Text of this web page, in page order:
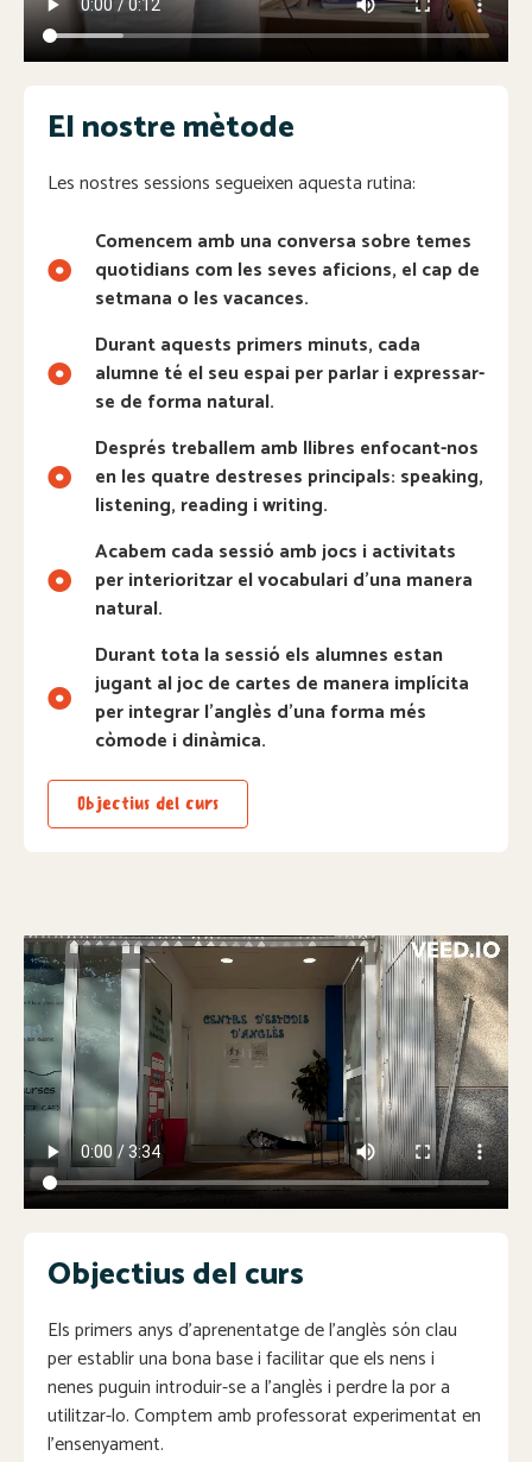
El nostre mètode
Les nostres sessions segueixen aquesta rutina:
Comencem amb una conversa sobre temes
quotidians com les seves aficions, el cap de
setmana o les vacances.
Durant aquests primers minuts, cada
alumne té el seu espai per parlar i expressar-
se de forma natural.
Després treballem amb llibres enfocant-nos
en les quatre destreses principals: speaking,
listening, reading i writing.
Acabem cada sessió amb jocs i activitats
per interioritzar el vocabulari d’una manera
natural.
Durant tota la sessió els alumnes estan
jugant al joc de cartes de manera implícita
per integrar l'anglès d'una forma més
còmode i dinàmica.
Objectius del curs
Objectius del curs
Els primers anys d’aprenentatge de l’anglès són clau
per establir una bona base i facilitar que els nens i
nenes puguin introduir-se a l’anglès i perdre la por a
utilitzar-lo. Comptem amb professorat experimentat en
l’ensenyament.